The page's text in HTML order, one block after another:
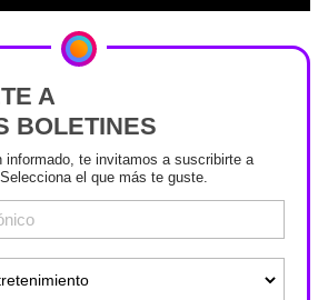
A
BOLETINES
informado, te invitamos a suscribirte a
el que más te guste.